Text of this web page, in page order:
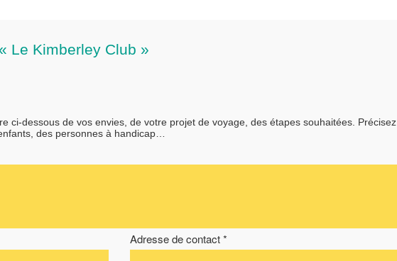
Le Kimberley Club »
ci-dessous de vos envies, de votre projet de voyage, des étapes souhaitées. Précisez
des personnes à handicap…
Adresse de contact *